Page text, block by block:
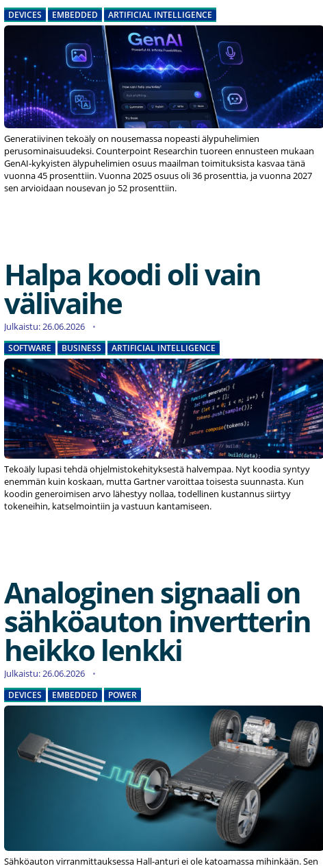
DEVICES EMBEDDED ARTIFICIAL INTELLIGENCE
Generatiivinen tekoäly on nousemassa nopeasti älypuhelimien
perusominaisuudeksi. Counterpoint Researchin tuoreen ennusteen mukaan
GenAI-kykyisten älypuhelimien osuus maailman toimituksista kasvaa tänä
vuonna 45 prosenttiin. Vuonna 2025 osuus oli 36 prosenttia, ja vuonna 2027
sen arvioidaan nousevan jo 52 prosenttiin.
Halpa koodi oli vain
välivaihe
Julkaistu: 26.06.2026
SOFTWARE BUSINESS ARTIFICIAL INTELLIGENCE
Tekoäly lupasi tehdä ohjelmistokehityksestä halvempaa. Nyt koodia syntyy
enemmän kuin koskaan, mutta Gartner varoittaa toisesta suunnasta. Kun
koodin generoimisen arvo lähestyy nollaa, todellinen kustannus siirtyy
tokeneihin, katselmointiin ja vastuun kantamiseen.
Analoginen signaali on
sähköauton invertterin
heikko lenkki
Julkaistu: 26.06.2026
DEVICES EMBEDDED POWER
Sähköauton virranmittauksessa Hall-anturi ei ole katoamassa mihinkään. Sen